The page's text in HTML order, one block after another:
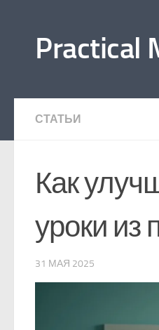
Practical
СТАТЬИ
Как
уроки из
31 МАЯ 2025